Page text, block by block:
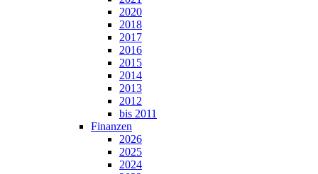
2020
2018
2017
2016
2015
2014
2013
2012
bis 2011
Finanzen
2026
2025
2024